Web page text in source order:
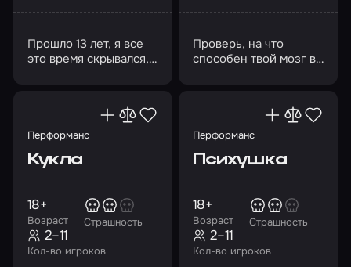
Прошло 13 лет, я все
это время скрывался,
Проверь, на что
способен твой мозг в
Перформанс
Кукла
Возраст
18+
Страшность
Кол-во игроков
2–11
Перформанс
Психушка
Возраст
18+
Страшность
Кол-во игроков
2–11